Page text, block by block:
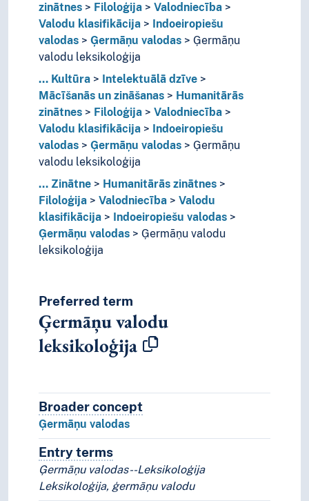
zinātnes
Filoloģija
Valodniecība
Valodu klasifikācija
Indoeiropiešu
valodas
Ģermāņu valodas
Ģermāņu
valodu leksikoloģija
... Kultūra
Intelektuālā dzīve
Mācīšanās un zināšanas
Humanitārās
zinātnes
Filoloģija
Valodniecība
Valodu klasifikācija
Indoeiropiešu
valodas
Ģermāņu valodas
Ģermāņu
valodu leksikoloģija
... Zinātne
Humanitārās zinātnes
Filoloģija
Valodniecība
Valodu
klasifikācija
Indoeiropiešu valodas
Ģermāņu valodas
Ģermāņu valodu
leksikoloģija
Preferred term
Ģermāņu valodu
leksikoloģija
Broader conceptBroader concept
Ģermāņu valodas
Entry termsAlternative terms for the concept.
Ģermāņu valodas--Leksikoloģija
Leksikoloģija, ģermāņu valodu